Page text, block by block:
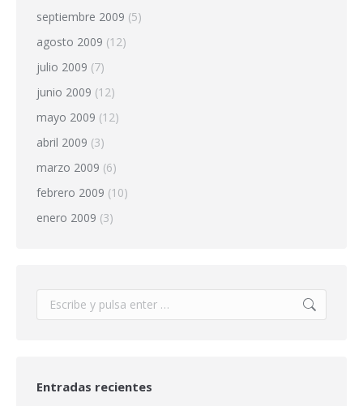
septiembre 2009 (5)
agosto 2009 (12)
julio 2009 (7)
junio 2009 (12)
mayo 2009 (12)
abril 2009 (3)
marzo 2009 (6)
febrero 2009 (10)
enero 2009 (3)
Buscar:
Entradas recientes